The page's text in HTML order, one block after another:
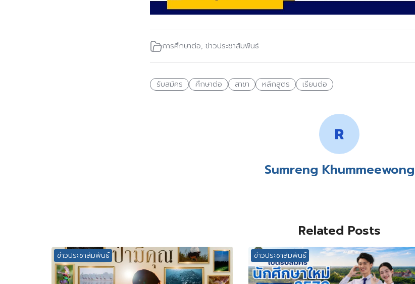
การศึกษาต่อ, ข่าวประชาสัมพันธ์
รับสมัคร ศึกษาต่อ สาขา หลักสูตร เรียนต่อ
Sumreng Khummeewong
Related Posts
ข่าวประชาสัมพันธ์ ข่าวประชาสัมพันธ์